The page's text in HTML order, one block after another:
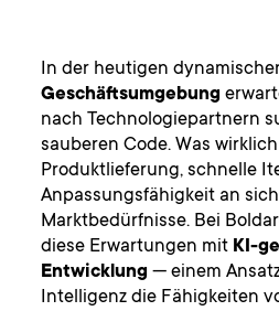
In der heutigen
Geschäftsumgebung
nach Technologiepartnern
sauberen Code. Was
Produktlieferung, schnelle
Anpassungsfähigkeit an
Marktbedürfnisse. Bei
diese Erwartungen mit KI-
Entwicklung — einem
Intelligenz die Fähigkeiten